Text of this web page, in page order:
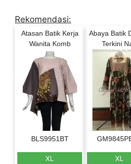
Rekomendasi:
Atasan Batik Kerja
Wanita Komb
BLS9951BT
XL
Abaya Batik
Terkini
XL